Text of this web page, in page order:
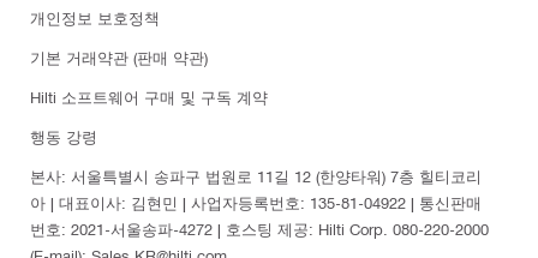
개인정보 보호정책
기본 거래약관 (판매 약관)
Hilti 소프트웨어 구매 및 구독 계약
행동 강령
본사: 서울특별시 송파구 법원로 11길 12 (한양타워) 7층 힐티코리
아 | 대표이사: 김현민 | 사업자등록번호: 135-81-04922 | 통신판매
번호: 2021-서울송파-4272 | 호스팅 제공: Hilti Corp. 080-220-2000